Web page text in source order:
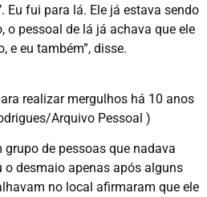
Eu fui para lá. Ele já estava sendo
o pessoal de lá já achava que ele
e eu também”, disse.
realizar mergulhos há 10 anos
Arquivo Pessoal )
grupo de pessoas que nadava
o desmaio apenas após alguns
no local afirmaram que ele